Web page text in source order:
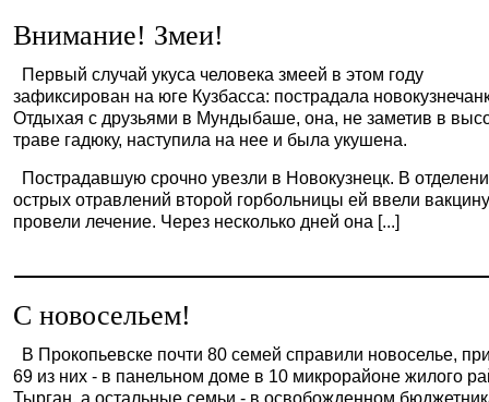
Внимание! Змеи!
Первый случай укуса человека змеей в этом году
зафиксирован на юге Кузбасса: пострадала
Отдыхая с друзьями в Мундыбаше, она, не заметив в
траве гадюку, наступила на нее и была укушена.
Пострадавшую срочно увезли в Новокузнецк. В
острых отравлений второй горбольницы ей ввели
провели лечение. Через несколько дней она [...]
С новосельем!
В Прокопьевске почти 80 семей справили новоселье,
69 из них - в панельном доме в 10 микрорайоне жилого
Тырган, а остальные семьи - в освобожденном